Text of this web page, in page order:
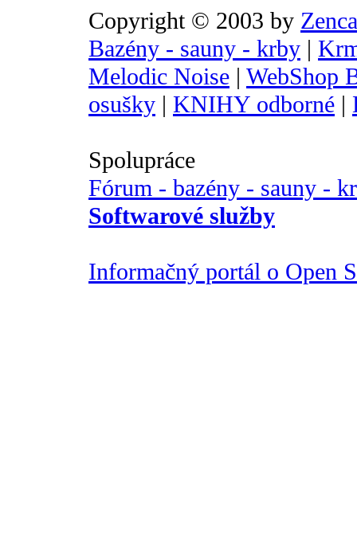
Copyright © 2003 by
Bazény - sauny - krby |
Melodic Noise | WebShop
osušky | KNIHY odborné |
Spolupráce
Fórum - bazény - sauny -
Softwarové služby
Informačný portál o Open